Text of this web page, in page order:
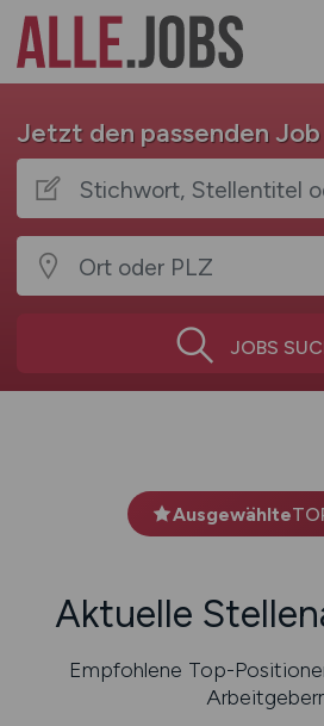
Jetzt den passenden
JOBS
Ausgewählte
Aktuelle
Empfohlene Top-